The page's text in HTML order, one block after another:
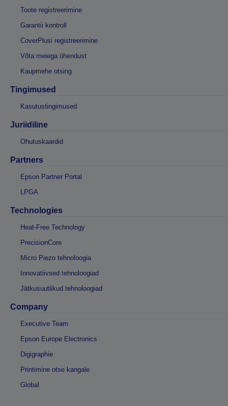
Toote registreerimine
Garantii kontroll
CoverPlusi registreerimine
Võta meiega ühendust
Kaupmehe otsing
Tingimused
Kasutustingimused
Juriidiline
Ohutuskaardid
Partners
Epson Partner Portal
LPGA
Technologies
Heat-Free Technology
PrecisionCore
Micro Piezo tehnoloogia
Innovatiivsed tehnoloogiad
Jätkusuutlikud tehnoloogiad
Company
Executive Team
Epson Europe Electronics
Digigraphie
Printimine otse kangale
Global